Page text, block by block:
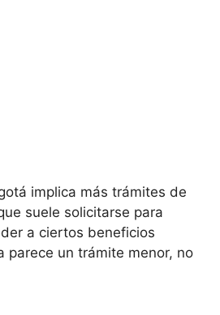
implica más trámites de
suele solicitarse para
a ciertos beneficios
parece un trámite menor, no